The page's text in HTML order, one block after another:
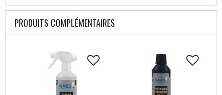
PRODUITS COMPLÉMENTAIRES